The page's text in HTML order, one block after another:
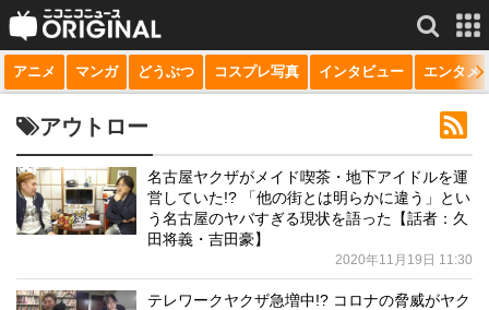
サービス一覧 もっと見る
動画
生放送
チャンネル
アニメ マンガ どうぶつ コスプレ写真 インタビュー エンタメ
アウトロー
名古屋ヤクザがメイド喫茶・地下アイドルを運
営していた!? 「他の街とは明らかに違う」とい
う名古屋のヤバすぎる現状を語った【話者：久
田将義・吉田豪】
2020年11月19日 11:30
テレワークヤクザ急増中!? コロナの脅威がヤク